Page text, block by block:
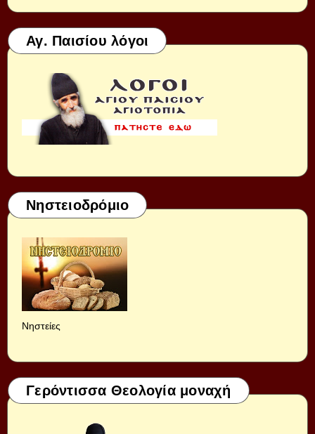
Αγ. Παισίου λόγοι
Νηστειοδρόμιο
Νηστείες
Γερόντισσα Θεολογία μοναχή